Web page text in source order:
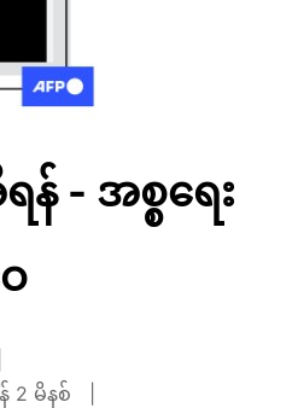
- အစ္စရေး
2 မိနစ်